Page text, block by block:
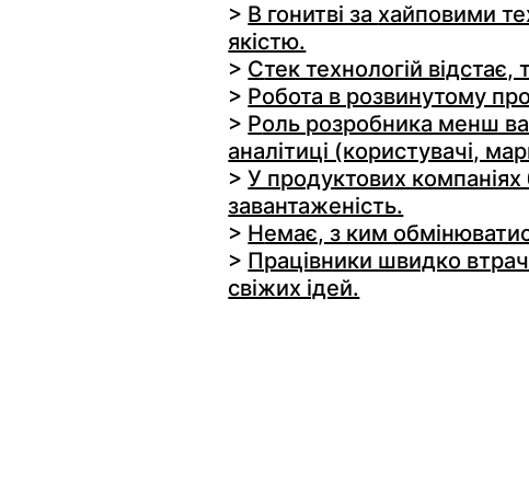
> В гонитві за хайповими
якістю.
> Стек технологій
> Робота в розвинутому
> Роль розробника менш
аналітиці (користувачі,
> У продуктових компаніях
завантаженість.
> Немає, з ким
> Працівники швидко
свіжих ідей.